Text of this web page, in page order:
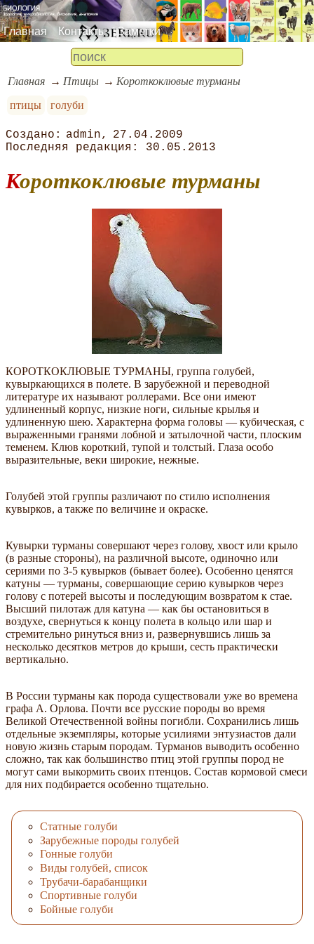
Главная Контакты Заметки
Главная Птицы
Короткоклювые турманы
птицы
голуби
admin
27.04.2009
30.05.2013
Короткоклювые турманы
КОРОТКОКЛЮВЫЕ ТУРМАНЫ, группа голубей,
кувыркающихся в полете. В зарубежной и переводной
литературе их называют роллерами. Все они имеют
удлиненный корпус, низкие ноги, сильные крылья и
удлиненную шею. Характерна форма головы — кубическая, с
выраженными гранями лобной и затылочной части, плоским
теменем. Клюв короткий, тупой и толстый. Глаза особо
выразительные, веки широкие, нежные.
Голубей этой группы различают по стилю исполнения
кувырков, а также по величине и окраске.
Кувырки турманы совершают через голову, хвост или крыло
(в разные стороны), на различной высоте, одиночно или
сериями по 3-5 кувырков (бывает более). Особенно ценятся
катуны — турманы, совершающие серию кувырков через
голову с потерей высоты и последующим возвратом к стае.
Высший пилотаж для катуна — как бы остановиться в
воздухе, свернуться к концу полета в кольцо или шар и
стремительно ринуться вниз и, развернувшись лишь за
несколько десятков метров до крыши, сесть практически
вертикально.
В России турманы как порода существовали уже во времена
графа А. Орлова. Почти все русские породы во время
Великой Отечественной войны погибли. Сохранились лишь
отдельные экземпляры, которые усилиями энтузиастов дали
новую жизнь старым породам. Турманов выводить особенно
сложно, так как большинство птиц этой группы пород не
могут сами выкормить своих птенцов. Состав кормовой смеси
для них подбирается особенно тщательно.
Статные голуби
Зарубежные породы голубей
Гонные голуби
Виды голубей, список
Трубачи-барабанщики
Спортивные голуби
Бойные голуби